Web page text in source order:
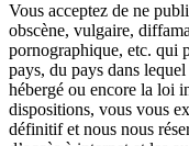
Vous acceptez de ne
obscène, vulgaire,
pornographique, etc. qui
pays, du pays dans
hébergé ou encore la loi
dispositions, vous vous
définitif et nous nous